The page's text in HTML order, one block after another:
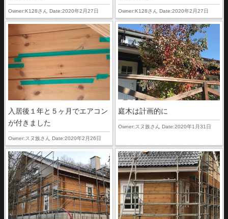
Owner:K128さん Date:2020年2月27日 Owner:K128さん Date:2020年2月27日
入居後１年と５ヶ月でエアコン
が付きました
Owner:スヌ族さん Date:2020年2月26日
庭木は計画的に
Owner:スヌ族さん Date:2020年1月31日